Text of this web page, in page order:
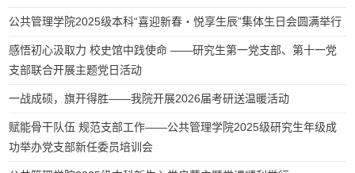
公共管理学院2025级本科“喜迎新春・悦享生辰”集体生日会圆满举行
感悟初心汲取力 校史馆中践使命 ——研究生第一党支部、第十一党
支部联合开展主题党日活动
一战成硕，旗开得胜——我院开展2026届考研送温暖活动
赋能骨干队伍 规范支部工作——公共管理学院2025级研究生年级成
功举办党支部新任委员培训会